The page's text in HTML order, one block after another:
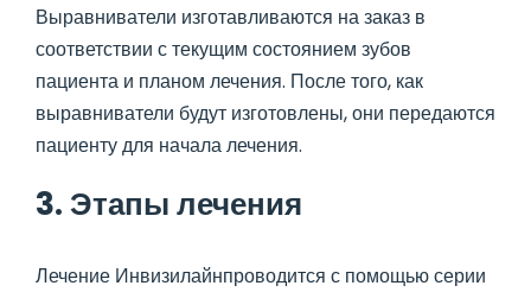
Выравниватели изготавливаются на заказ в
соответствии с текущим состоянием зубов
пациента и планом лечения. После того, как
выравниватели будут изготовлены, они передаются
пациенту для начала лечения.
3. Этапы лечения
Лечение Инвизилайнпроводится с помощью серии